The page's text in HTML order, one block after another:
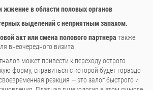
жжение в области половых органов
выделений с неприятным запахом.
акт или смена полового партнера также
внеочередного визита.
может привести к переходу острого
форму, справиться с которой будет гораздо
реакция — это залог быстрого и